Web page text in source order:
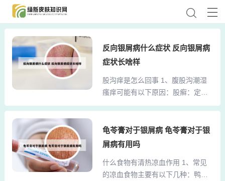
反向银屑病什么症状 反向银屑病
症状长啥样
股沟痒是怎么回事 1、腹股沟潮湿
瘙痒可能有以下原因：股癣：定
义：股癣是一种真菌感染，通常与
断与治疗：需要做真菌检查以明确
诊断。治疗时可使用特比萘芬、达
后再持续用药一周。湿疹：定义：
湿疹是一种过敏性的炎症性皮肤
龟苓膏对于银屑病 龟苓膏对于银
屑病有用吗
什么食物有清热凉血作用 1、常见
的凉血食物主要有以下几种：鸭